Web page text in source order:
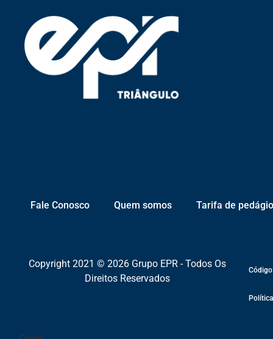
Fale Conosco Quem somos Tarifa de pedágio
Copyright 2021 © 2026 Grupo EPR - Todos Os
Direitos Reservados